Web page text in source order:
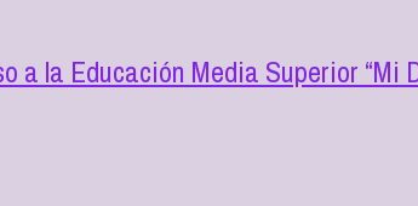
la Educación Media Superior “Mi